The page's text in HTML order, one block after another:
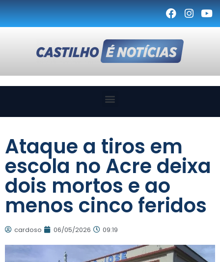
Ataque a tiros em
escola no Acre deixa
dois mortos e ao
menos cinco feridos
cardoso 06/05/2026 09:19